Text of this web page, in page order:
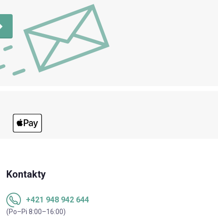
Kontakty
+421 948 942 644
(Po–Pi 8:00–16:00)